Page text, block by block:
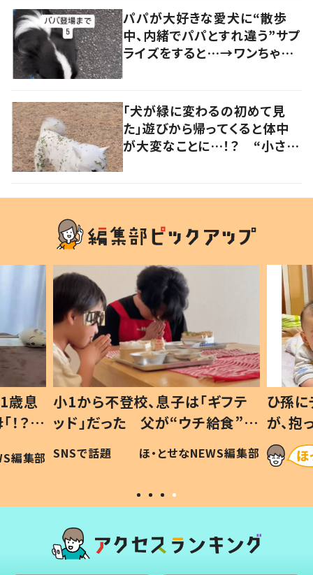
パパが大好きな愛犬に“散歩
中、内緒でパパとすれ違う”サプ
ライズをすると…→ワンちゃん
「犬が緑に変わるの初めて見
た」遊びから帰ってくると体中
が大変なことに…！？ “小さい
歳息
？」
編集部
小1から不登校、息子は「ギフテ
ッド」だった 父が“ウチ給食”を
作り続ける理由とは #令和の親
#令和の子
SNSで話題 ほ・とせなNEWS編集部
ひ孫
が、
「涙が
い」